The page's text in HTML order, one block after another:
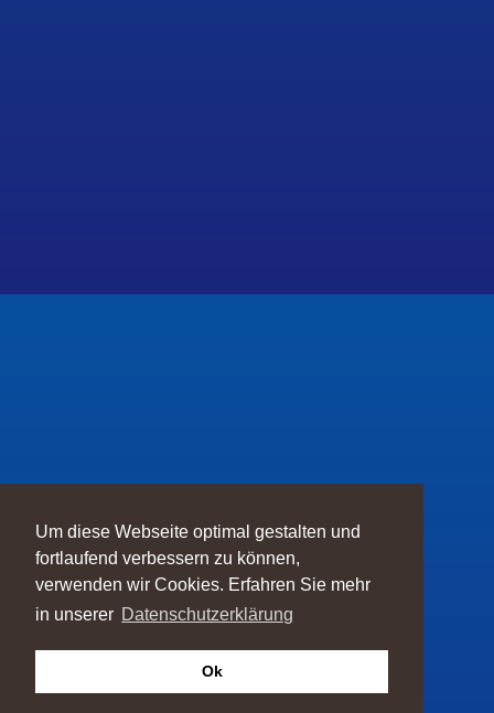
Um diese Webseite optimal gestalten und
fortlaufend verbessern zu können,
verwenden wir Cookies. Erfahren Sie mehr
in unserer Datenschutzerklärung
Ok